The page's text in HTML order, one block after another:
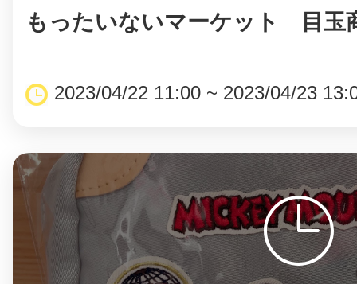
もったいないマーケット 目玉
2023/04/22 11:00 ~ 2023/04/23